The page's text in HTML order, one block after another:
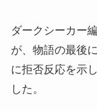
ダークシーカー
が、物語の最後
に拒否反応を示
した。